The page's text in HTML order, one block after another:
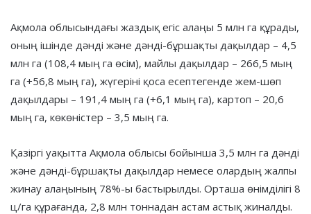
Ақмола облысындағы жаздық егіс алаңы 5 млн га құрады,
оның ішінде дәнді және дәнді-бұршақты дақылдар – 4,5
млн га (108,4 мың га өсім), майлы дақылдар – 266,5 мың
га (+56,8 мың га), жүгеріні қоса есептегенде жем-шөп
дақылдары – 191,4 мың га (+6,1 мың га), картоп – 20,6
мың га, көкөністер – 3,5 мың га.
Қазіргі уақытта Ақмола облысы бойынша 3,5 млн га дәнді
және дәнді-бұршақты дақылдар немесе олардың жалпы
жинау алаңының 78%-ы бастырылды. Орташа өнімділігі 8
ц/га құрағанда, 2,8 млн тоннадан астам астық жиналды.